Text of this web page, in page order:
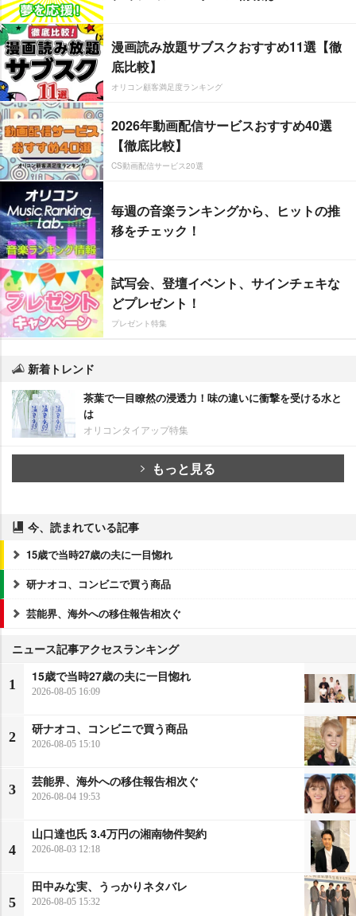
漫画読み放題サブスクおすすめ11選【徹
底比較】
オリコン顧客満足度ランキング
2026年動画配信サービスおすすめ40選
【徹底比較】
CS動画配信サービス20選
毎週の音楽ランキングから、ヒットの推
移をチェック！
試写会、登壇イベント、サインチェキな
どプレゼント！
プレゼント特集
新着トレンド
茶葉で一目瞭然の浸透力！味の違いに衝撃を受ける水と
は
オリコンタイアップ特集
もっと見る
今、読まれている記事
15歳で当時27歳の夫に一目惚れ
研ナオコ、コンビニで買う商品
芸能界、海外への移住報告相次ぐ
ニュース記事アクセスランキング
1
15歳で当時27歳の夫に一目惚れ
2026-08-05 16:09
2
研ナオコ、コンビニで買う商品
2026-08-05 15:10
3
芸能界、海外への移住報告相次ぐ
2026-08-04 19:53
4
山口達也氏 3.4万円の湘南物件契約
2026-08-03 12:18
5
田中みな実、うっかりネタバレ
2026-08-05 15:32